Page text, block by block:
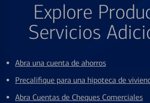
Explore
Servicios
Abra una cuenta de ahorros
Precalifique para una hipoteca de
Abra Cuentas de Cheques Comerciales